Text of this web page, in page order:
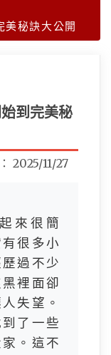
美秘訣大公開
到完美秘
2025/11/27
來很簡
很多小
過不少
裡面卻
失望。
了一些
。這不